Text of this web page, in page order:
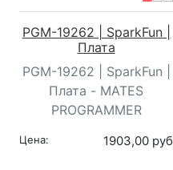
PGM-19262 | SparkFun |
Плата
PGM-19262 | SparkFun |
Плата - MATES
PROGRAMMER
Цена: 1903,00 руб